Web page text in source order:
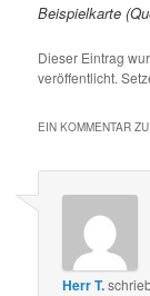
Beispielkarte
Dieser Eintrag
veröffentlicht.
EIN KOMMENTAR ZU „
Herr T.